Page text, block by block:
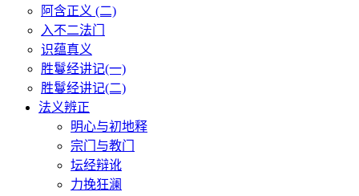
阿含正义 (二)
入不二法门
识蕴真义
胜鬘经讲记(一)
胜鬘经讲记(二)
法义辨正
明心与初地释
宗门与教门
坛经辩讹
力挽狂澜